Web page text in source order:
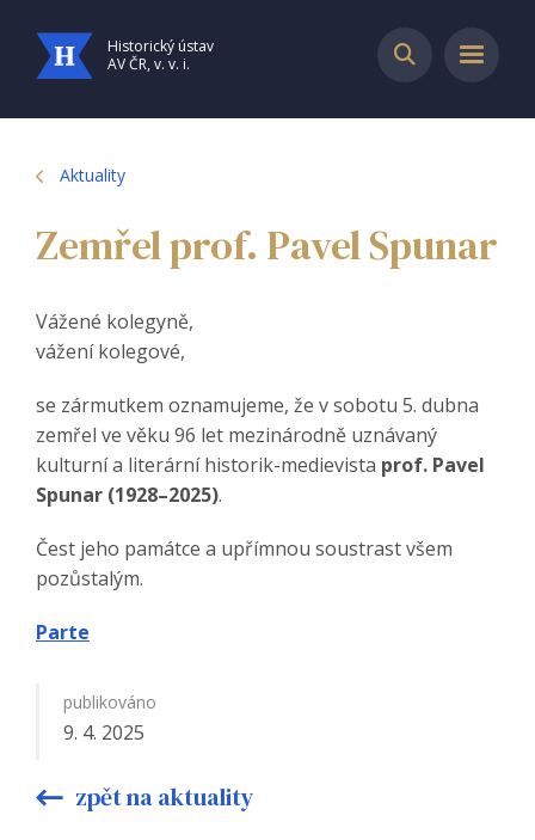
Historický ústav
AV ČR, v. v. i.
Aktuality
Zemřel prof. Pavel Spunar
Vážené kolegyně,
vážení kolegové,
se zármutkem oznamujeme, že v sobotu 5. dubna
zemřel ve věku 96 let mezinárodně uznávaný
kulturní a literární historik-medievista prof. Pavel
Spunar (1928–2025).
Čest jeho památce a upřímnou soustrast všem
pozůstalým.
Parte
publikováno
9. 4. 2025
zpět na aktuality